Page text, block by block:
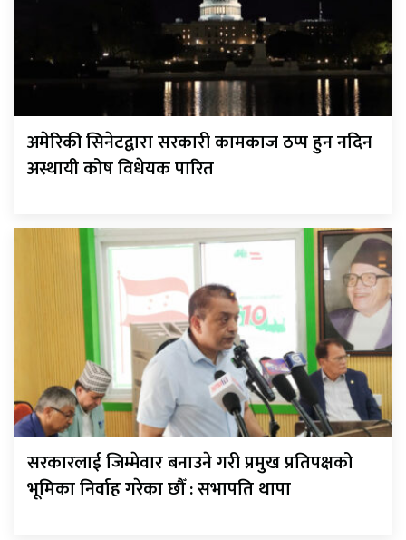
अमेरिकी सिनेटद्वारा सरकारी कामकाज ठप्प हुन नदिन
अस्थायी कोष विधेयक पारित
सरकारलाई जिम्मेवार बनाउने गरी प्रमुख प्रतिपक्षको
भूमिका निर्वाह गरेका छौँ : सभापति थापा